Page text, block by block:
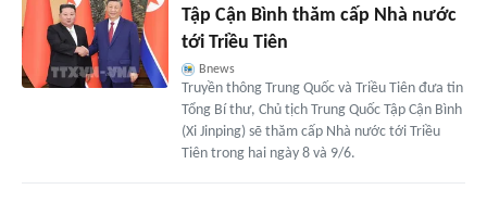
Tập Cận Bình thăm cấp Nhà nước
tới Triều Tiên
Bnews
Truyền thông Trung Quốc và Triều Tiên đưa tin
Tổng Bí thư, Chủ tịch Trung Quốc Tập Cận Bình
(Xi Jinping) sẽ thăm cấp Nhà nước tới Triều
Tiên trong hai ngày 8 và 9/6.